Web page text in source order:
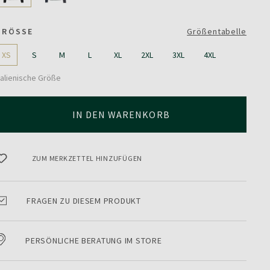
Größentabelle
XS S M L XL 2XL 3XL 4XL
Größe
IN DEN WARENKORB
ZUM MERKZETTEL HINZUFÜGEN
FRAGEN ZU DIESEM PRODUKT
PERSÖNLICHE BERATUNG IM STORE